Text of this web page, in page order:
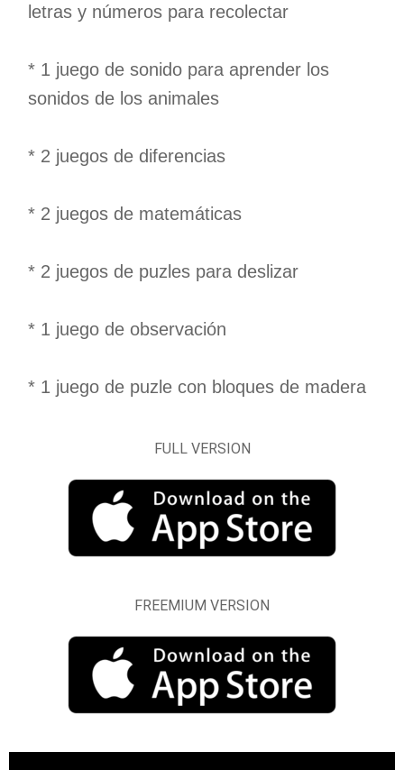
letras y números para recolectar
* 1 juego de sonido para aprender los
sonidos de los animales
* 2 juegos de diferencias
* 2 juegos de matemáticas
* 2 juegos de puzles para deslizar
* 1 juego de observación
* 1 juego de puzle con bloques de madera
FULL VERSION
FREEMIUM VERSION